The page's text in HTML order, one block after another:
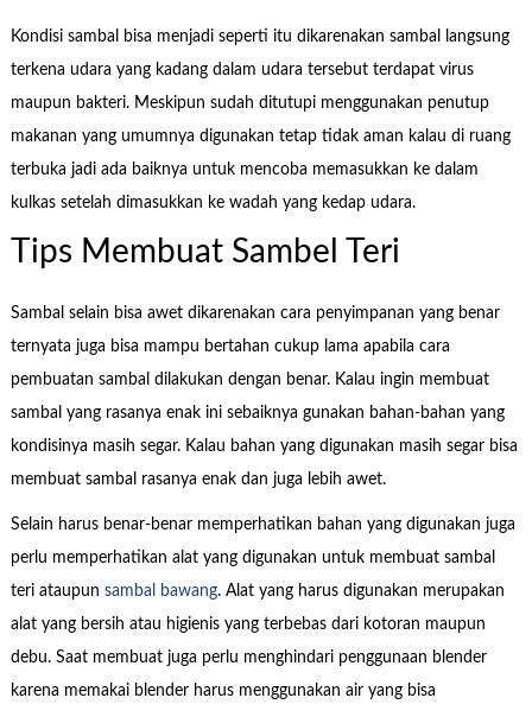
Kondisi sambal bisa menjadi seperti itu dikarenakan sambal langsung
terkena udara yang kadang dalam udara tersebut terdapat virus
maupun bakteri. Meskipun sudah ditutupi menggunakan penutup
makanan yang umumnya digunakan tetap tidak aman kalau di ruang
terbuka jadi ada baiknya untuk mencoba memasukkan ke dalam
kulkas setelah dimasukkan ke wadah yang kedap udara.
Tips Membuat Sambel Teri
Sambal selain bisa awet dikarenakan cara penyimpanan yang benar
ternyata juga bisa mampu bertahan cukup lama apabila cara
pembuatan sambal dilakukan dengan benar. Kalau ingin membuat
sambal yang rasanya enak ini sebaiknya gunakan bahan-bahan yang
kondisinya masih segar. Kalau bahan yang digunakan masih segar bisa
membuat sambal rasanya enak dan juga lebih awet.
Selain harus benar-benar memperhatikan bahan yang digunakan juga
perlu memperhatikan alat yang digunakan untuk membuat sambal
teri ataupun sambal bawang. Alat yang harus digunakan merupakan
alat yang bersih atau higienis yang terbebas dari kotoran maupun
debu. Saat membuat juga perlu menghindari penggunaan blender
karena memakai blender harus menggunakan air yang bisa